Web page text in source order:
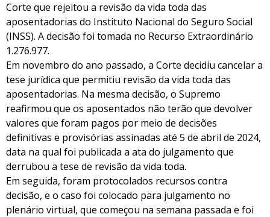
Corte que rejeitou a revisão da vida toda das
aposentadorias do Instituto Nacional do Seguro Social
(INSS). A decisão foi tomada no Recurso Extraordinário
1.276.977.
Em novembro do ano passado, a Corte decidiu cancelar a
tese jurídica que permitiu revisão da vida toda das
aposentadorias. Na mesma decisão, o Supremo
reafirmou que os aposentados não terão que devolver
valores que foram pagos por meio de decisões
definitivas e provisórias assinadas até 5 de abril de 2024,
data na qual foi publicada a ata do julgamento que
derrubou a tese de revisão da vida toda.
Em seguida, foram protocolados recursos contra
decisão, e o caso foi colocado para julgamento no
plenário virtual, que começou na semana passada e foi